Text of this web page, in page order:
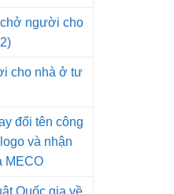
người cho
cho nhà ở tư
đổi tên công
và nhận
MECO
Quốc gia về